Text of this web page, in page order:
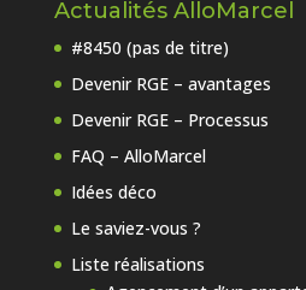
Actualités AlloMarcel
#8450 (pas de titre)
Devenir RGE – avantages
Devenir RGE – Processus
FAQ – AlloMarcel
Idées déco
Le saviez-vous ?
Liste réalisations